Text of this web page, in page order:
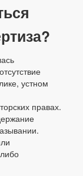
устном
правах.